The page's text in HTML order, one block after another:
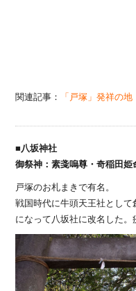
関連記事： 「戸塚」発祥の
■八坂神社
御祭神：素戔嗚尊・奇稲田姫
戸塚のお札まきで有名。
戦国時代に牛頭天王社とし
になって八坂社に改名した。